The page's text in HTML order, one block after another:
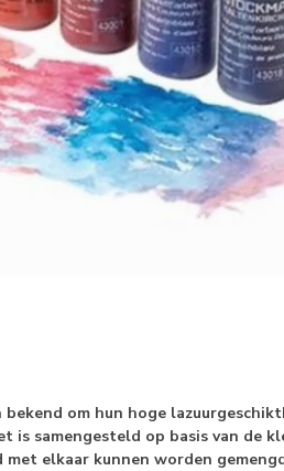
bekend om hun hoge
is samengesteld op basis van de
met elkaar kunnen worden